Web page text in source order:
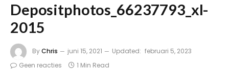
Depositphotos_66237793_xl-
2015
ByChris juni 15, 2021 Updated: februari 5, 2023
Geen reacties
1 Min Read